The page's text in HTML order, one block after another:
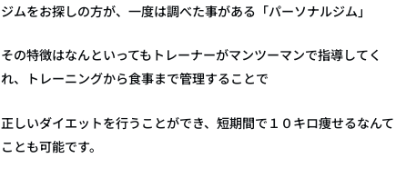
ジムをお探しの方が、一度は調べた事がある「パーソナルジム」
その特徴はなんといってもトレーナーがマンツーマンで指導してく
れ、トレーニングから食事まで管理することで
正しいダイエットを行うことができ、短期間で１０キロ痩せるなんて
ことも可能です。